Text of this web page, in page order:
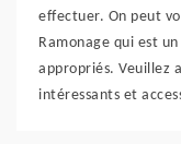
effectuer. On peut
Ramonage qui est
appropriés. Veuillez
intéressants et